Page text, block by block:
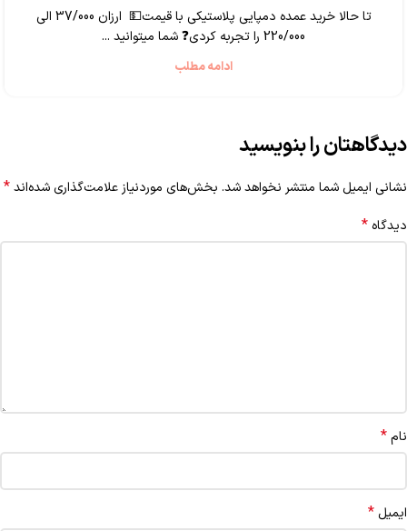
تا حالا خرید عمده دمپایی پلاستیکی با قیمت💵 ارزان 37/000 الی
220/000 را تجربه کردی❓ شما میتوانید ...
ادامه مطلب
دیدگاهتان را بنویسید
نشانی ایمیل شما منتشر نخواهد شد. بخش‌های موردنیاز علامت‌گذاری شده‌اند*
دیدگاه *
نام*
ایمیل *